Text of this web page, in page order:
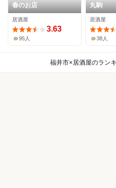
春のお店
居酒屋
3.63
95人
丸駒
居酒屋
38人
福井市×居酒屋のラン